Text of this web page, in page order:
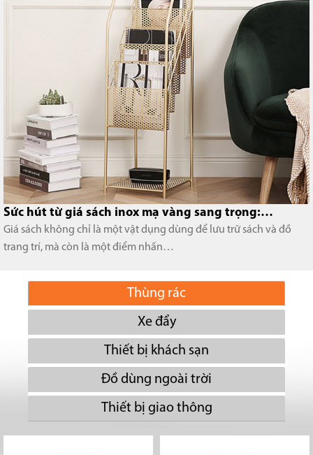
Sức hút từ giá sách inox mạ vàng sang trọng:…
Giá sách không chỉ là một vật dụng dùng để lưu trữ sách và đồ
trang trí, mà còn là một điểm nhấn…
Thùng rác
Xe đẩy
Thiết bị khách sạn
Đồ dùng ngoài trời
Thiết bị giao thông